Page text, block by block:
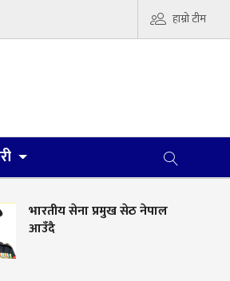
हाम्रो टीम
भारतीय सेना प्रमुख सेठ नेपाल
आउँदै